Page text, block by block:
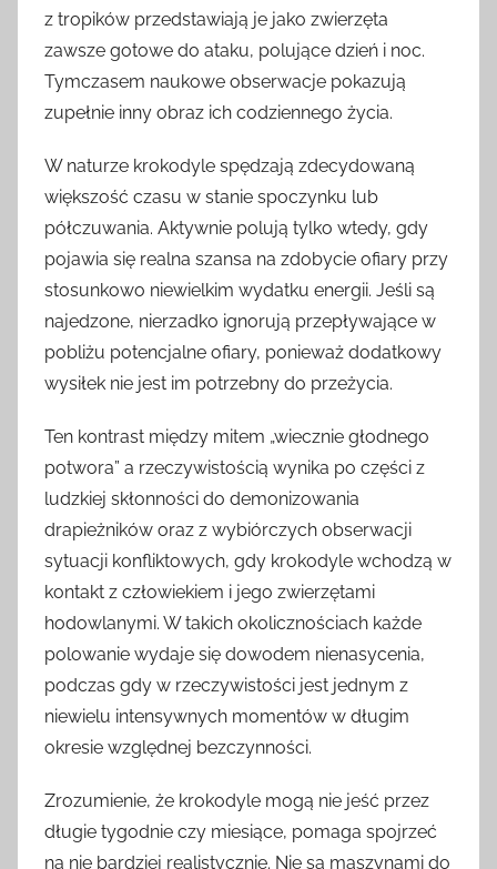
z tropików przedstawiają je jako zwierzęta
zawsze gotowe do ataku, polujące dzień i noc.
Tymczasem naukowe obserwacje pokazują
zupełnie inny obraz ich codziennego życia.
W naturze krokodyle spędzają zdecydowaną
większość czasu w stanie spoczynku lub
półczuwania. Aktywnie polują tylko wtedy, gdy
pojawia się realna szansa na zdobycie ofiary przy
stosunkowo niewielkim wydatku energii. Jeśli są
najedzone, nierzadko ignorują przepływające w
pobliżu potencjalne ofiary, ponieważ dodatkowy
wysiłek nie jest im potrzebny do przeżycia.
Ten kontrast między mitem „wiecznie głodnego
potwora” a rzeczywistością wynika po części z
ludzkiej skłonności do demonizowania
drapieżników oraz z wybiórczych obserwacji
sytuacji konfliktowych, gdy krokodyle wchodzą w
kontakt z człowiekiem i jego zwierzętami
hodowlanymi. W takich okolicznościach każde
polowanie wydaje się dowodem nienasycenia,
podczas gdy w rzeczywistości jest jednym z
niewielu intensywnych momentów w długim
okresie względnej bezczynności.
Zrozumienie, że krokodyle mogą nie jeść przez
długie tygodnie czy miesiące, pomaga spojrzeć
na nie bardziej realistycznie. Nie są maszynami do